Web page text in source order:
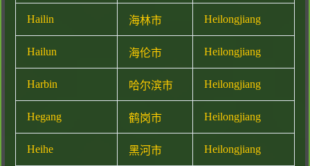
Hailin 海林市 Heilongjiang
Hailun 海伦市 Heilongjiang
Harbin 哈尔滨市 Heilongjiang
Hegang 鹤岗市 Heilongjiang
Heihe 黑河市 Heilongjiang